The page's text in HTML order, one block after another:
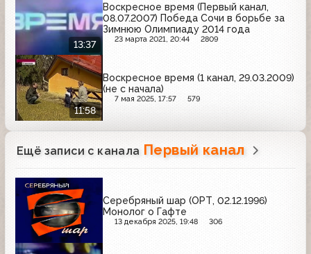
13:37
Воскресное время (Первый канал,
08.07.2007) Победа Сочи в борьбе за
Зимнюю Олимпиаду 2014 года
23 марта 2021, 20:44 2809
11:58
Воскресное время (1 канал, 29.03.2009)
(не с начала)
7 мая 2025, 17:57 579
Ещё записи с канала Первый канал
Серебряный шар (ОРТ, 02.12.1996)
Монолог о Гафте
13 декабря 2025, 19:48 306